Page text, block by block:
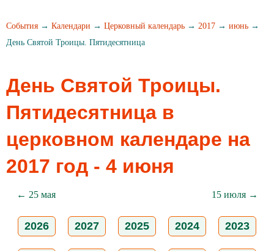
События → Календари → Церковный календарь → 2017 → июнь →
День Святой Троицы. Пятидесятница
День Святой Троицы.
Пятидесятница в
церковном календаре на
2017 год - 4 июня
← 25 мая 15 июля →
2026 2027 2025 2024 2023